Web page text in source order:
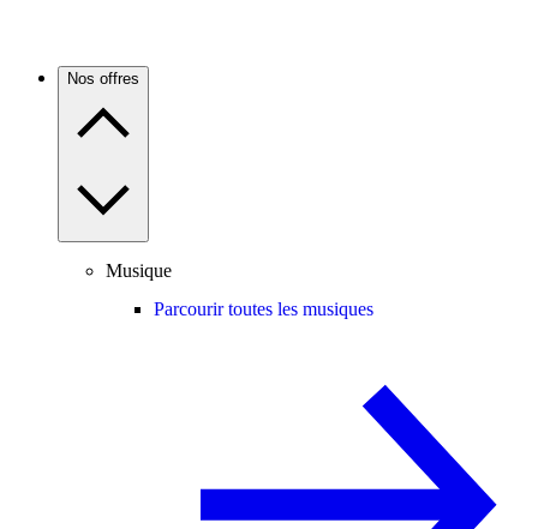
Nos offres
Musique
Parcourir toutes les musiques